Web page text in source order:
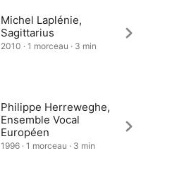
Michel Laplénie,
Sagittarius
2010 · 1 morceau · 3 min
Philippe Herreweghe,
Ensemble Vocal
Européen
1996 · 1 morceau · 3 min